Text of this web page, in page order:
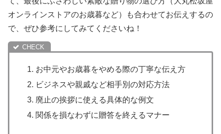
オンラインストアのお歳暮など）も合わせてお伝えするの
で、ぜひ参考にしてみてくださいね！
お中元やお歳暮をやめる際の丁寧な伝え方
ビジネスや親戚など相手別の対応方法
廃止の挨拶に使える具体的な例文
関係を損なわずに贈答を終えるマナー